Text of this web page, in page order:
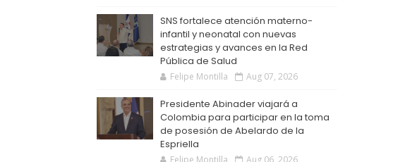
SNS fortalece atención materno-
infantil y neonatal con nuevas
estrategias y avances en la Red
Pública de Salud
Felipe Montilla Aug 07, 2026
Presidente Abinader viajará a
Colombia para participar en la toma
de posesión de Abelardo de la
Espriella
Felipe Montilla Aug 06, 2026